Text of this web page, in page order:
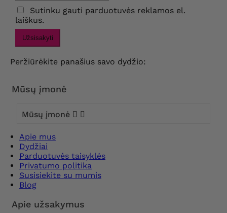
Sutinku gauti parduotuvės reklamos el.
laiškus.
Užsisakyti
Peržiūrėkite panašius savo dydžio:
Mūsų įmonė
Mūsų įmonė  
Apie mus
Dydžiai
Parduotuvės taisyklės
Privatumo politika
Susisiekite su mumis
Blog
Apie užsakymus